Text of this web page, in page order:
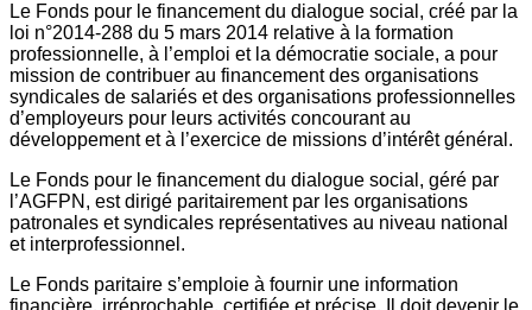
Le Fonds pour le financement du dialogue social, créé par la
loi n°2014-288 du 5 mars 2014 relative à la formation
professionnelle, à l’emploi et la démocratie sociale, a pour
mission de contribuer au financement des organisations
syndicales de salariés et des organisations professionnelles
d’employeurs pour leurs activités concourant au
développement et à l’exercice de missions d’intérêt général.
Le Fonds pour le financement du dialogue social, géré par
l’AGFPN, est dirigé paritairement par les organisations
patronales et syndicales représentatives au niveau national
et interprofessionnel.
Le Fonds paritaire s’emploie à fournir une information
financière, irréprochable, certifiée et précise. Il doit devenir le